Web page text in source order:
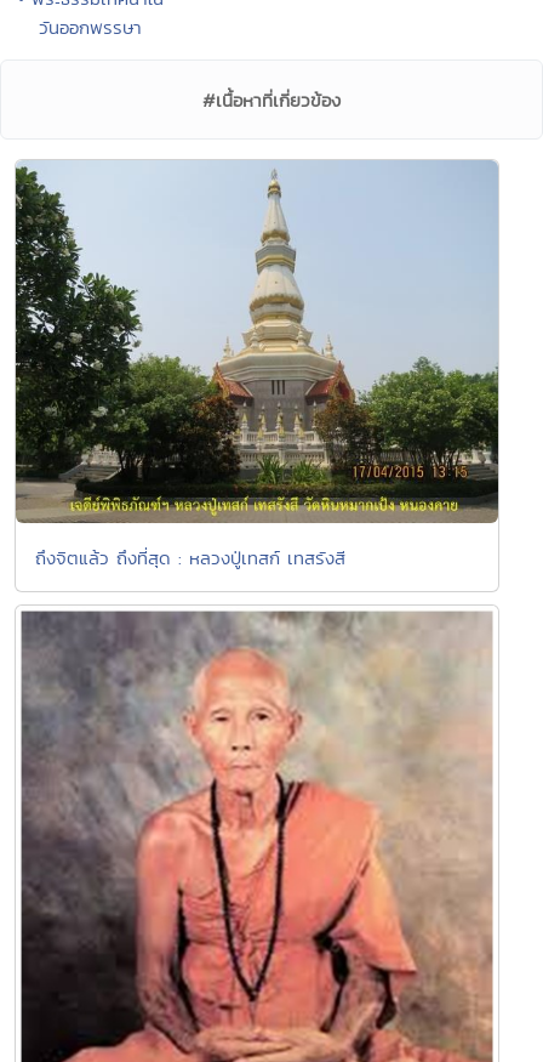
วันออกพรรษา
#เนื้อหาที่เกี่ยวข้อง
ถึงจิตแล้ว ถึงที่สุด : หลวงปู่เทสก์ เทสรังสี